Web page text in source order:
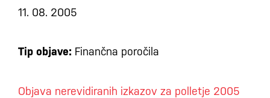
11. 08. 2005
Tip objave: Finančna poročila
Objava nerevidiranih izkazov za polletje 2005